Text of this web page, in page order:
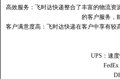
高效服务：飞时达快递整合了丰富的物流
的客户服务，
客户满意度高‌：飞时达快递在客户中享有
UPS：速